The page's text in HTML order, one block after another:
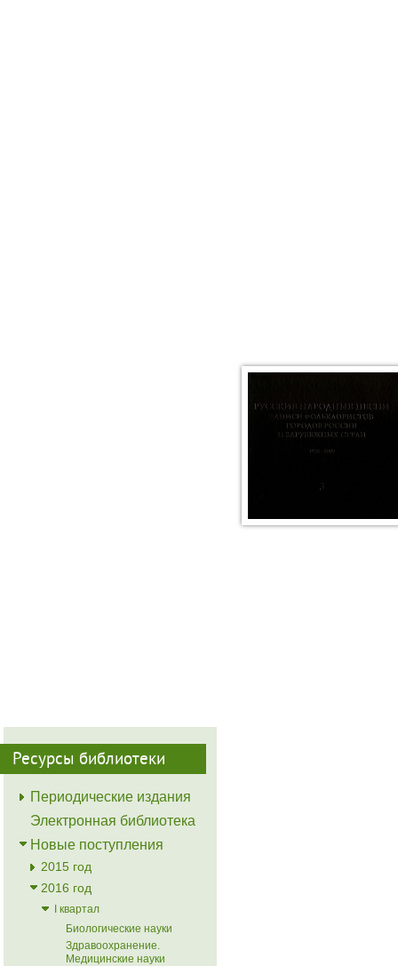
Ресурсы библиотеки
Периодические издания
Электронная библиотека
Новые поступления
2015 год
2016 год
I квартал
Биологические науки
Здравоохранение.
Медицинские науки